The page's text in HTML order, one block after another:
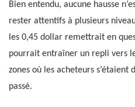
Bien entendu, aucune hausse
rester attentifs à plusieurs
les 0,45 dollar remettrait en
pourrait entraîner un repli vers
zones où les acheteurs
passé.